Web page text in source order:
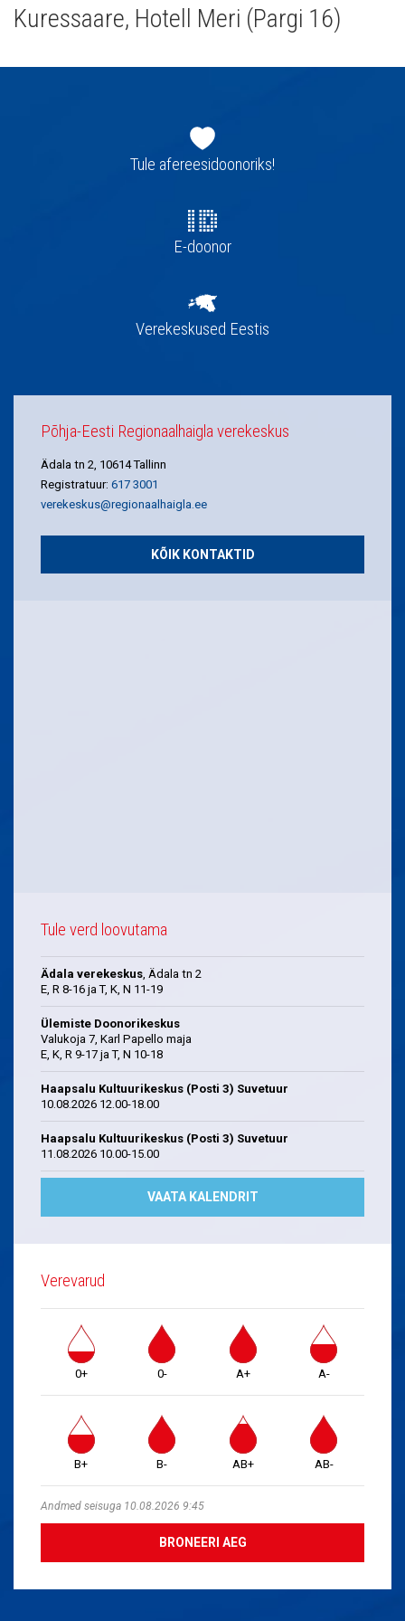
Kuressaare, Hotell Meri (Pargi 16)
navigatsioonTule afereesidoonoriks!
E-doonor
Verekeskused Eestis
Põhja-Eesti Regionaalhaigla verekeskus
Ädala tn 2, 10614 Tallinn
Registratuur: 617 3001
verekeskus@regionaalhaigla.ee
KÕIK KONTAKTID
Tule verd loovutama
Ädala verekeskus, Ädala tn 2
E, R 8-16 ja T, K, N 11-19
Ülemiste Doonorikeskus
Valukoja 7, Karl Papello maja
E, K, R 9-17 ja T, N 10-18
Haapsalu Kultuurikeskus (Posti 3) Suvetuur
10.08.2026 12.00-18.00
Haapsalu Kultuurikeskus (Posti 3) Suvetuur
11.08.2026 10.00-15.00
VAATA KALENDRIT
Verevarud
0+ 0- A+ A-
B+ B- AB+ AB-
Andmed seisuga 10.08.2026 9:45
BRONEERI AEG